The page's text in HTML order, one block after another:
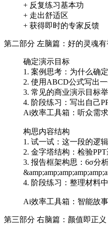
+ 反复练习基本功
+ 走出舒适区
+ 获得即时的专家反馈
第二部分 左脑篇：好的灵魂
确定演示目标
1. 案例思考：为什么确
2. 使用ABCD公式写出
3. 常见的商业演示目标
4. 阶段练习：写出自己
Ai效率工具箱：听众需
构思内容结构
1. 试一试：这一段的逻
2. 金字塔结构：检验
3. 报告框架构思：6σ分
4. 阶段练习：整理材料
Ai效率工具箱：智能故
第三部分 右脑篇：颜值即正义